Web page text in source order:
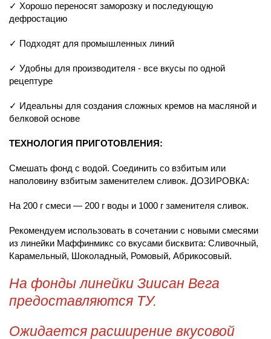
✓ Хорошо переносят заморозку и последующую
дефростацию
✓ Подходят для промышленных линий
✓ Удобны для производителя - все вкусы по одной
рецептуре
✓ Идеальны для создания сложных кремов на масляной и
белковой основе
ТЕХНОЛОГИЯ ПРИГОТОВЛЕНИЯ:
Смешать фонд с водой. Соединить со взбитым или
наполовину взбитым заменителем сливок. ДОЗИРОВКА:
На 200 г смеси — 200 г воды и 1000 г заменителя сливок.
Рекомендуем использовать в сочетании с новыми смесями
из линейки Маффинмикс со вкусами бисквита: Сливочный,
Карамельный, Шоколадный, Ромовый, Абрикосовый.
На фонды линейки Зиисан Вега
предоставляются ТУ.
Ожидается расширение вкусовой